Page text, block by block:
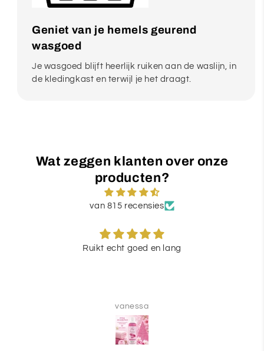
Geniet van je hemels geurend
wasgoed
Je wasgoed blijft heerlijk ruiken aan de waslijn, in
de kledingkast en terwijl je het draagt.
Wat zeggen klanten over onze
producten?
van 815 recensies
Ruikt echt goed en lang
vanessa